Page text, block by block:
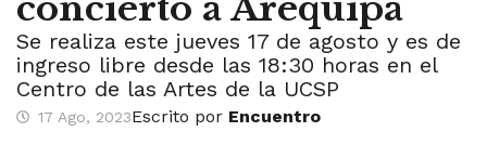
concierto a Arequipa
Se realiza este jueves 17 de agosto y es de
ingreso libre desde las 18:30 horas en el
Centro de las Artes de la UCSP
17 Ago, 2023Escrito por Encuentro